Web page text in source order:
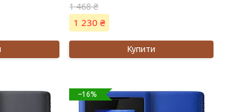
1 468 ₴
1 230 ₴
Купити
–16%